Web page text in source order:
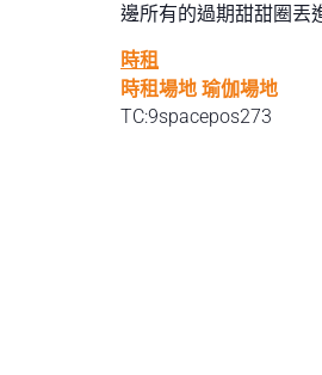
邊所有的過期甜甜圈丟
時租
時租場地 瑜伽場地
TC:9spacepos273